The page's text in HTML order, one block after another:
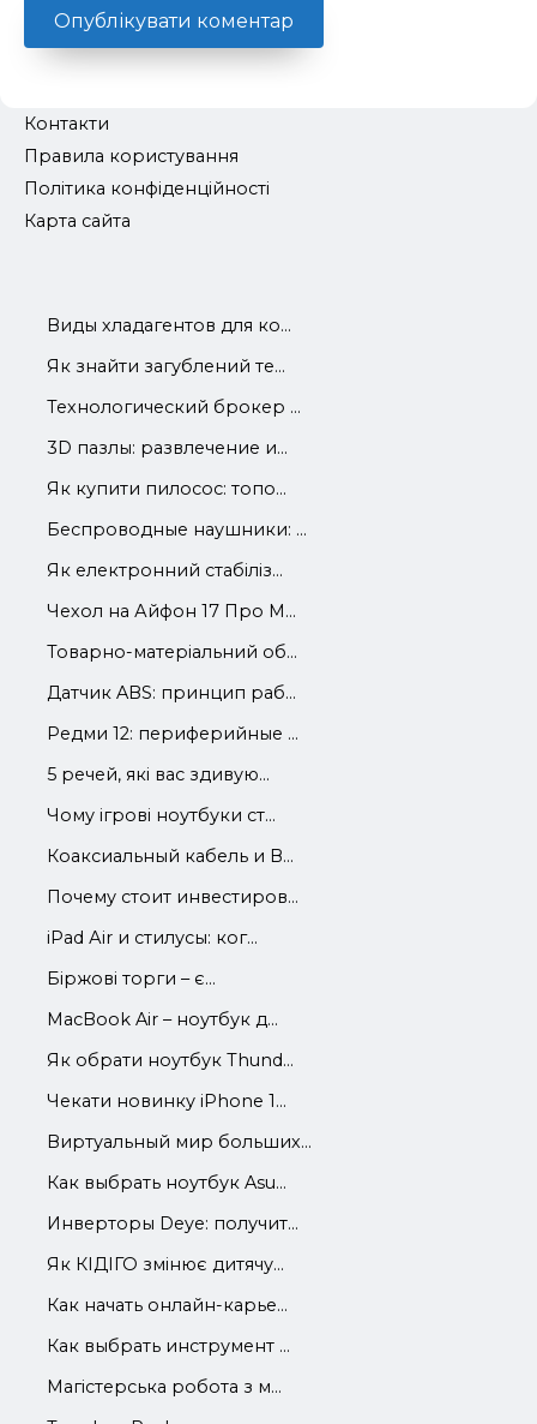
Контакти
Правила користування
Політика конфіденційності
Карта сайта
Виды хладагентов для ко...
Як знайти загублений те...
Технологический брокер ...
3D пазлы: развлечение и...
Як купити пилосос: топо...
Беспроводные наушники: ...
Як електронний стабіліз...
Чехол на Айфон 17 Про М...
Товарно-матеріальний об...
Датчик ABS: принцип раб...
Редми 12: периферийные ...
5 речей, які вас здивую...
Чому ігрові ноутбуки ст...
Коаксиальный кабель и В...
Почему стоит инвестиров...
iРad Аir и стилусы: ког...
Біржові торги – є...
MacBook Air – ноутбук д...
Як обрати ноутбук Thund...
Чекати новинку iPhone 1...
Виртуальный мир больших...
Как выбрать ноутбук Asu...
Инверторы Deye: получит...
Як КІДІГО змінює дитячу...
Как начать онлайн-карье...
Как выбрать инструмент ...
Магістерська робота з м...